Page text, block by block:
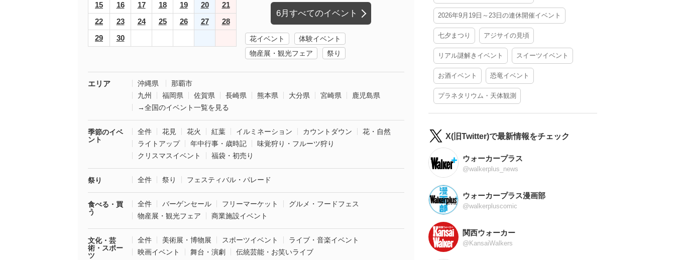
15
16 17 18 19 20
21
22
23 24 25 26 27
28
29
30
6月すべてのイベント
花イベント
体験イベント
物産展・観光フェア
祭り
エリア 沖縄県
那覇市
九州
福岡県 佐賀県 長崎県 熊本県 大分県 宮崎県
鹿児島県
→全国のイベント一覧を見る
季節のイベ
ント
全件 花見 花火 紅葉 イルミネーション カウントダウン
花・自然
ライトアップ
年中行事・歳時記
味覚狩り・フルーツ狩り
クリスマスイベント
福袋・初売り
祭り 全件 祭り フェスティバル・パレード
食べる・買
う
全件 バーゲンセール フリーマーケット
グルメ・フードフェス
物産展・観光フェア
商業施設イベント
文化・芸
術・スポー
ツ
全件 美術展・博物展 スポーツイベント
ライブ・音楽イベント
映画イベント
舞台・演劇 伝統芸能・お笑いライブ
2026年9月19日～23日の連休開催イベント
七夕まつり アジサイの見頃
リアル謎解きイベント スイーツイベント
お酒イベント 恐竜イベント
プラネタリウム・天体観測
X(旧Twitter)で最新情報をチェック
ウォーカープラス
@walkerplus_news
ウォーカープラス漫画部
@walkerpluscomic
関西ウォーカー
@KansaiWalkers